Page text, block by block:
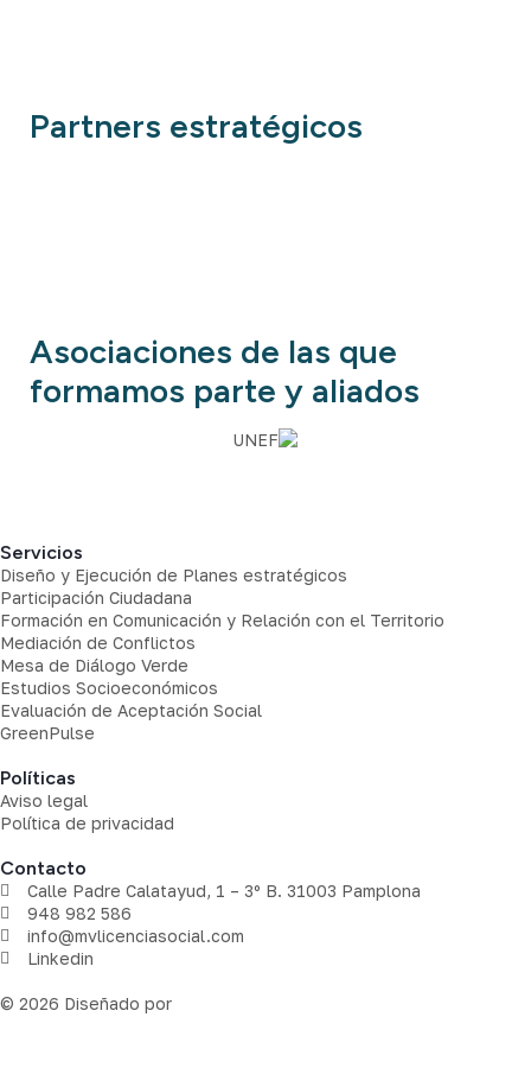
Partners estratégicos
Asociaciones de las que
formamos parte y aliados
Servicios
Diseño y Ejecución de Planes estratégicos
Participación Ciudadana
Formación en Comunicación y Relación con el Territorio
Mediación de Conflictos
Mesa de Diálogo Verde
Estudios Socioeconómicos
Evaluación de Aceptación Social
GreenPulse
Políticas
Aviso legal
Política de privacidad
Contacto
Calle Padre Calatayud, 1 – 3º B. 31003 Pamplona
948 982 586
info@mvlicenciasocial.com
Linkedin
© 2026 Diseñado por